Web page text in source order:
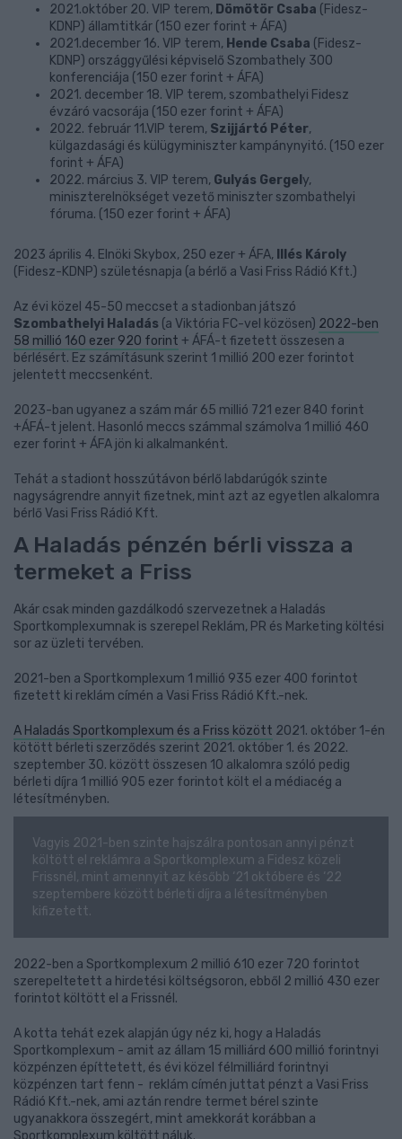
2021.október 20. VIP terem, Dömötör Csaba (Fidesz-
KDNP) államtitkár (150 ezer forint + ÁFA)
2021.december 16. VIP terem, Hende Csaba (Fidesz-
KDNP) országgyűlési képviselő Szombathely 300
konferenciája (150 ezer forint + ÁFA)
2021. december 18. VIP terem, szombathelyi Fidesz
évzáró vacsorája (150 ezer forint + ÁFA)
2022. február 11.VIP terem, Szijjártó Péter,
külgazdasági és külügyminiszter kampánynyitó. (150 ezer
forint + ÁFA)
2022. március 3. VIP terem, Gulyás Gergel y,
miniszterelnökséget vezető miniszter szombathelyi
fóruma. (150 ezer forint + ÁFA)
2023 április 4. Elnöki Skybox, 250 ezer + ÁFA,
Illés Károly
(Fidesz-KDNP) születésnapja (a bérlő a Vasi Friss Rádió Kft.)
Az évi közel 45-50 meccset a stadionban játszó
Szombathelyi Haladás (a Viktória FC-vel közösen) 2022-ben
58 millió 160 ezer 920 forint + ÁFÁ-t fizetett összesen a
bérlésért. Ez számításunk szerint 1 millió 200 ezer forintot
jelentett meccsenként.
2023-ban ugyanez a szám már 65 millió 721 ezer 840 forint
+ÁFÁ-t jelent. Hasonló meccs számmal számolva 1 millió 460
ezer forint + ÁFA jön ki alkalmanként.
Tehát a stadiont hosszútávon bérlő labdarúgók szinte
nagyságrendre annyit fizetnek, mint azt az egyetlen alkalomra
bérlő Vasi Friss Rádió Kft.
A Haladás pénzén bérli vissza a
termeket a Friss
Akár csak minden gazdálkodó szervezetnek a Haladás
Sportkomplexumnak is szerepel Reklám, PR és Marketing költési
sor az üzleti tervében.
2021-ben a Sportkomplexum 1 millió 935 ezer 400 forintot
fizetett ki reklám címén a Vasi Friss Rádió Kft.-nek.
A Haladás Sportkomplexum és a Friss között 2021. október 1-én
kötött bérleti szerződés szerint 2021. október 1. és 2022.
szeptember 30. között összesen 10 alkalomra szóló pedig
bérleti díjra 1 millió 905 ezer forintot költ el a médiacég a
létesítményben.
Vagyis 2021-ben szinte hajszálra pontosan annyi pénzt
költött el reklámra a Sportkomplexum a Fidesz közeli
Frissnél, mint amennyit az később ‘21 októbere és ‘22
szeptembere között bérleti díjra a létesítményben
kifizetett.
2022-ben a Sportkomplexum 2 millió 610 ezer 720 forintot
szerepeltetett a hirdetési költségsoron, ebből 2 millió 430 ezer
forintot költött el a Frissnél.
A kotta tehát ezek alapján úgy néz ki, hogy a Haladás
Sportkomplexum - amit az állam 15 milliárd 600 millió forintnyi
közpénzen építtetett, és évi közel félmilliárd forintnyi
közpénzen tart fenn - reklám címén juttat pénzt a Vasi Friss
Rádió Kft.-nek, ami aztán rendre termet bérel szinte
ugyanakkora összegért, mint amekkorát korábban a
Sportkomplexum költött náluk.